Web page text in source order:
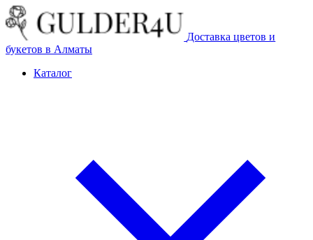
Доставка цветов и
букетов в Алматы
Каталог